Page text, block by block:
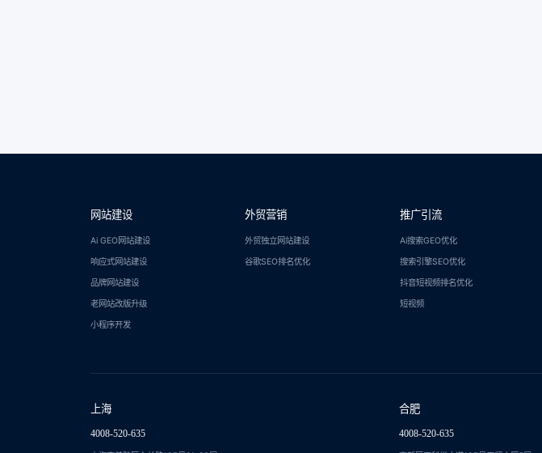
网站建设
Ai GEO网站建设
响应式网站建设
品牌网站建设
老网站改版升级
小程序开发
外贸营销
外贸独立网站建设
谷歌SEO排名优化
推广引流
Ai搜索GEO优化
搜索引擎SEO优化
抖音短视频排名优化
短视频
上海
4008-520-635
合肥
4008-520-635